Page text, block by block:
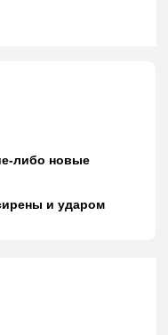
либо новые
и ударом